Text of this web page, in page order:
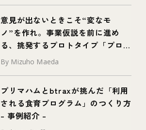
意見が出ないときこそ“変なモ
ノ”を作れ。事業仮説を前に進め
る、挑発するプロトタイプ「プロボ
タイプ」とは
By Mizuho Maeda
プリマハムとbtraxが挑んだ「利用
される食育プログラム」のつくり方
– 事例紹介 –